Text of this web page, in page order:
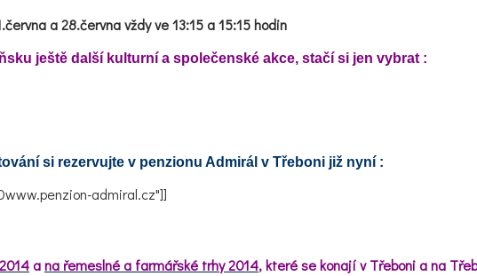
a 28.června vždy ve 13:15 a 15:15 hodin
ještě další kulturní a společenské akce, stačí si jen vybrat :
si rezervujte v penzionu Admirál v Třeboni již nyní :
admiral.cz"]]
ana řemeslné a farmářské trhy 2014, které se konají v Třeboni a na